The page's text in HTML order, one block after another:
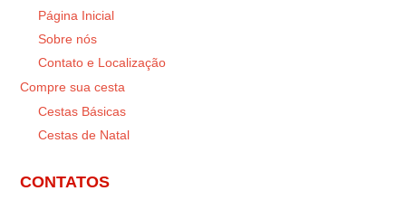
Página Inicial
Sobre nós
Contato e Localização
Compre sua cesta
Cestas Básicas
Cestas de Natal
CONTATOS